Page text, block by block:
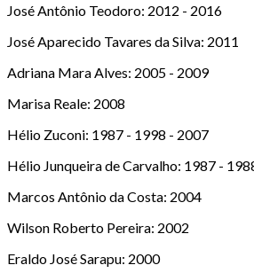
José Antônio Teodoro: 2012 - 2016
José Aparecido Tavares da Silva: 2011
Adriana Mara Alves: 2005 - 2009
Marisa Reale: 2008
Hélio Zuconi: 1987 - 1998 - 2007
Hélio Junqueira de Carvalho: 1987 -
Marcos Antônio da Costa: 2004
Wilson Roberto Pereira: 2002
Eraldo José Sarapu: 2000